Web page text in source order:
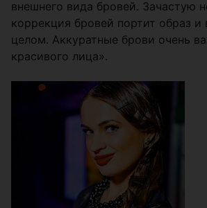
внешнего вида бровей. Зачастую
коррекция бровей портит образ
целом. Аккуратные брови очень
красивого лица».